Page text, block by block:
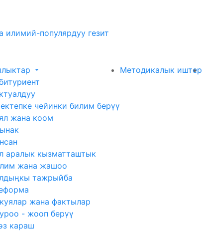
популярдуу гезит
чейинки билим берүү
жана коом
аралык кызматташтык
жана жашоо
тажрыйба
жана фактылар
- жооп берүү
караш
Методикалык иштер